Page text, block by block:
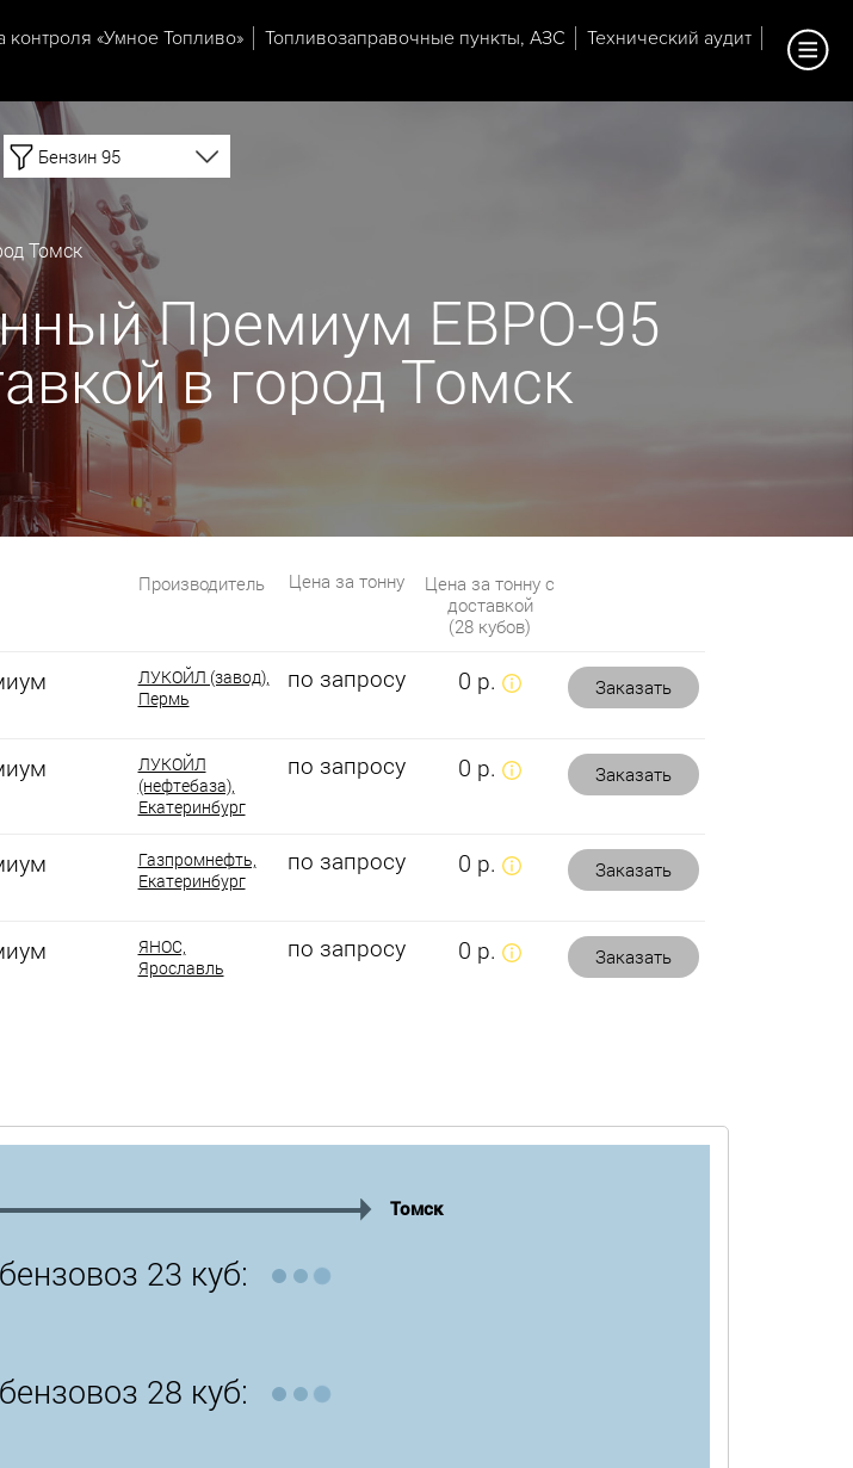
контроля «Умное Топливо» Топливозаправочные пункты, АЗС
Технический аудит
Бензин 95
Томск
Премиум ЕВРО-95
в город Томск
Производитель Цена за тонну
Цена за тонну с
доставкой
(28 кубов)
ЛУКОЙЛ (завод),
Пермь
по запросу 0 р. Заказать
ЛУКОЙЛ
(нефтебаза),
Екатеринбург
по запросу 0 р. Заказать
Газпромнефть,
Екатеринбург
по запросу 0 р. Заказать
ЯНОС,
Ярославль
по запросу 0 р. Заказать
Томск
бензовоз 23 куб:
бензовоз 28 куб: